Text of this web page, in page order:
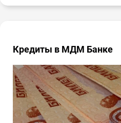
Кредиты в МДМ Банке